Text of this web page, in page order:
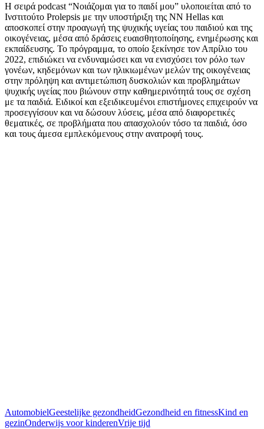
Η σειρά podcast “Νοιάζομαι για το παιδί μου” υλοποιείται από το
Ινστιτούτο Prolepsis με την υποστήριξη της NN Hellas και
αποσκοπεί στην προαγωγή της ψυχικής υγείας του παιδιού και της
οικογένειας, μέσα από δράσεις ευαισθητοποίησης, ενημέρωσης και
εκπαίδευσης. Το πρόγραμμα, το οποίο ξεκίνησε τον Απρίλιο του
2022, επιδιώκει να ενδυναμώσει και να ενισχύσει τον ρόλο των
γονέων, κηδεμόνων και των ηλικιωμένων μελών της οικογένειας
στην πρόληψη και αντιμετώπιση δυσκολιών και προβλημάτων
ψυχικής υγείας που βιώνουν στην καθημερινότητά τους σε σχέση
με τα παιδιά. Ειδικοί και εξειδικευμένοι επιστήμονες επιχειρούν να
προσεγγίσουν και να δώσουν λύσεις, μέσα από διαφορετικές
θεματικές, σε προβλήματα που απασχολούν τόσο τα παιδιά, όσο
και τους άμεσα εμπλεκόμενους στην ανατροφή τους.
AutomobielGeestelijke gezondheidGezondheid en fitnessKind en
gezinOnderwijs voor kinderenVrije tijd